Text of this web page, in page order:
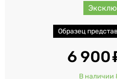
Образец
6 900
В наличии